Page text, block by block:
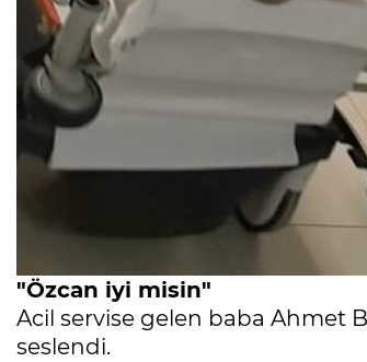
"Özcan iyi misin"
Acil servise gelen baba Ahmet
seslendi.